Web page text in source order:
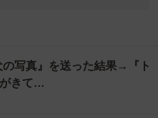
写真』を送った結果→『ト
きて…